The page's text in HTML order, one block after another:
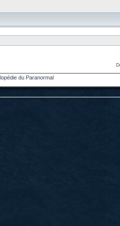
du Paranormal